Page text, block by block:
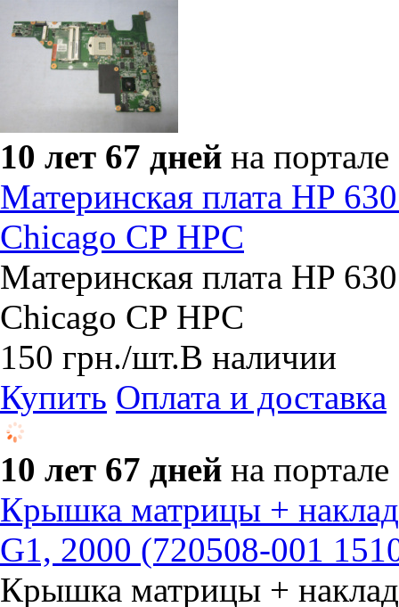
10 лет 67 дней на портале
Материнская плата HP
Chicago CP HPC
Материнская плата HP
Chicago CP HPC
150 грн./шт.В наличии
Купить Оплата и доставка
10 лет 67 дней на портале
Крышка матрицы +
G1, 2000 (720508-001
Крышка матрицы +